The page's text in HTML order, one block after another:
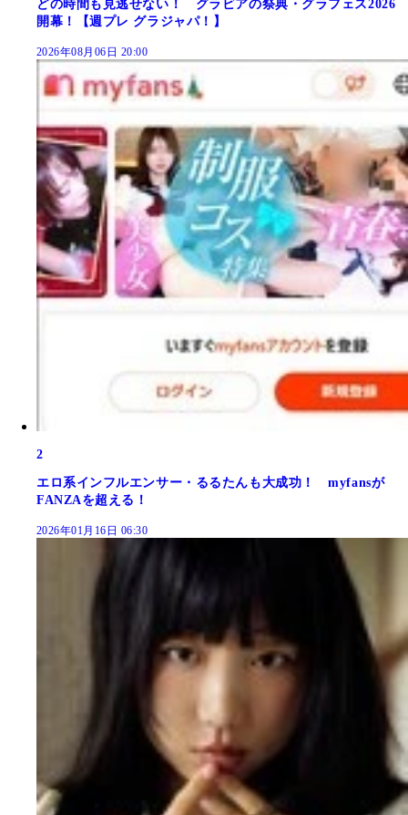
どの時間も見逃せない！ グラビアの祭典・グラフェス2026
開幕！【週プレ グラジャパ！】
2026年08月06日 20:00
2
エロ系インフルエンサー・るるたんも大成功！ myfansが
FANZAを超える！
2026年01月16日 06:30